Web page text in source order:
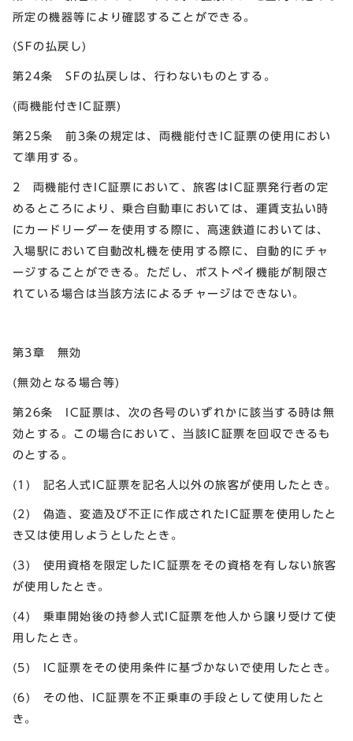
所定の機器等により確認することができる。
(SFの払戻し)
第24条 SFの払戻しは、行わないものとする。
(両機能付きIC証票)
第25条 前3条の規定は、両機能付きIC証票の使用におい
て準用する。
2 両機能付きIC証票において、旅客はIC証票発行者の定
めるところにより、乗合自動車においては、運賃支払い時
にカードリーダーを使用する際に、高速鉄道においては、
入場駅において自動改札機を使用する際に、自動的にチャ
ージすることができる。ただし、ポストペイ機能が制限さ
れている場合は当該方法によるチャージはできない。
第3章 無効
(無効となる場合等)
第26条 IC証票は、次の各号のいずれかに該当する時は無
効とする。この場合において、当該IC証票を回収できるも
のとする。
(1) 記名人式IC証票を記名人以外の旅客が使用したとき。
(2) 偽造、変造及び不正に作成されたIC証票を使用したと
き又は使用しようとしたとき。
(3) 使用資格を限定したIC証票をその資格を有しない旅客
が使用したとき。
(4) 乗車開始後の持参人式IC証票を他人から譲り受けて使
用したとき。
(5) IC証票をその使用条件に基づかないで使用したとき。
(6) その他、IC証票を不正乗車の手段として使用したと
き。